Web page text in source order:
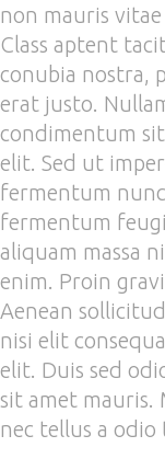
non mauris
Class aptent
conubia nostra,
erat justo.
condimentum
elit. Sed ut
fermentum
fermentum
aliquam massa
enim. Proin
Aenean
nisi elit
elit. Duis sed
sit amet mauris.
nec tellus a